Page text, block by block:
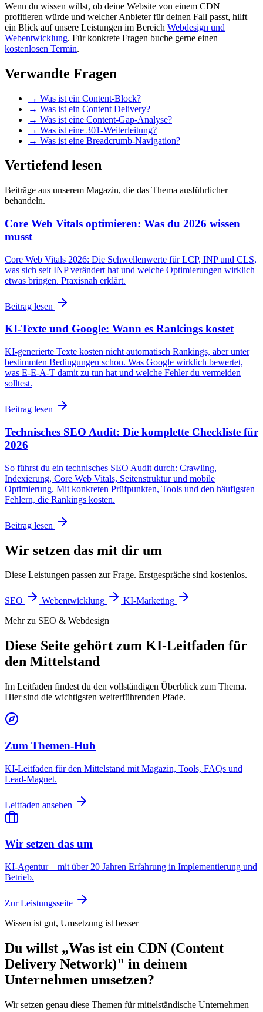
Wenn du wissen willst, ob deine Website von einem CDN
profitieren würde und welcher Anbieter für deinen Fall passt, hilft
ein Blick auf unsere Leistungen im Bereich Webdesign und
Webentwicklung. Für konkrete Fragen buche gerne einen
kostenlosen Termin.
Verwandte Fragen
→ Was ist ein Content-Block?
→ Was ist ein Content Delivery?
→ Was ist eine Content-Gap-Analyse?
→ Was ist eine 301-Weiterleitung?
→ Was ist eine Breadcrumb-Navigation?
Vertiefend lesen
Beiträge aus unserem Magazin, die das Thema ausführlicher
behandeln.
Core Web Vitals optimieren: Was du 2026 wissen
musst
Core Web Vitals 2026: Die Schwellenwerte für LCP, INP und CLS,
was sich seit INP verändert hat und welche Optimierungen wirklich
etwas bringen. Praxisnah erklärt.
Beitrag lesen
KI-Texte und Google: Wann es Rankings kostet
KI-generierte Texte kosten nicht automatisch Rankings, aber unter
bestimmten Bedingungen schon. Was Google wirklich bewertet,
was E-E-A-T damit zu tun hat und welche Fehler du vermeiden
solltest.
Beitrag lesen
Technisches SEO Audit: Die komplette Checkliste für
2026
So führst du ein technisches SEO Audit durch: Crawling,
Indexierung, Core Web Vitals, Seitenstruktur und mobile
Optimierung. Mit konkreten Prüfpunkten, Tools und den häufigsten
Fehlern, die Rankings kosten.
Beitrag lesen
Wir setzen das mit dir um
Diese Leistungen passen zur Frage. Erstgespräche sind kostenlos.
SEO Webentwicklung
KI-Marketing
Mehr zu SEO & Webdesign
Diese Seite gehört zum KI-Leitfaden für
den Mittelstand
Im Leitfaden findest du den vollständigen Überblick zum Thema.
Hier sind die wichtigsten weiterführenden Pfade.
Zum Themen-Hub
KI-Leitfaden für den Mittelstand mit Magazin, Tools, FAQs und
Lead-Magnet.
Leitfaden ansehen
Wir setzen das um
KI-Agentur – mit über 20 Jahren Erfahrung in Implementierung und
Betrieb.
Zur Leistungsseite
Wissen ist gut, Umsetzung ist besser
Du willst „Was ist ein CDN (Content
Delivery Network)" in deinem
Unternehmen umsetzen?
Wir setzen genau diese Themen für mittelständische Unternehmen